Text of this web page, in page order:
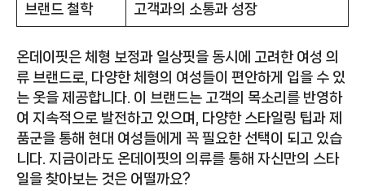
브랜드 철학 고객과의 소통과 성장
온데이핏은 체형 보정과 일상핏을 동시에 고려한 여성 의
류 브랜드로, 다양한 체형의 여성들이 편안하게 입을 수 있
는 옷을 제공합니다. 이 브랜드는 고객의 목소리를 반영하
여 지속적으로 발전하고 있으며, 다양한 스타일링 팁과 제
품군을 통해 현대 여성들에게 꼭 필요한 선택이 되고 있습
니다. 지금이라도 온데이핏의 의류를 통해 자신만의 스타
일을 찾아보는 것은 어떨까요?